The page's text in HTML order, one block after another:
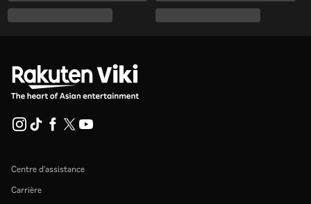
Centre d'assistance
Carrière